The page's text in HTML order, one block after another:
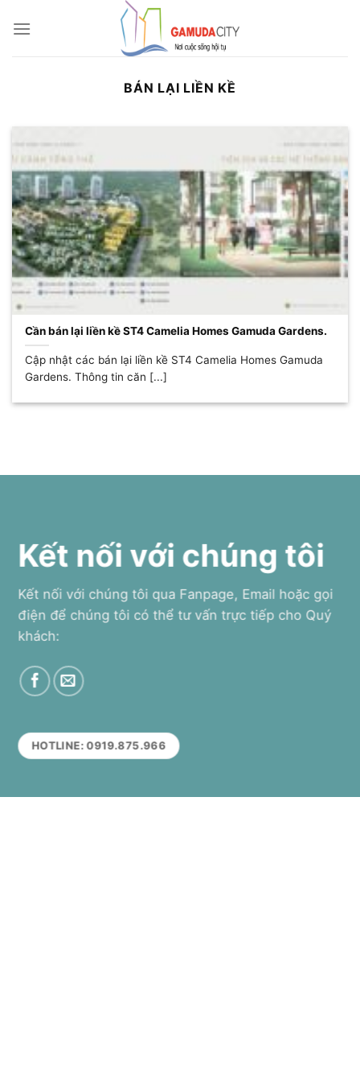
qua
BÁN LẠI LIỀN KỀ
Cần bán lại liền kề ST4 Camelia Homes Gamuda Gardens.
Cập nhật các bán lại liền kề ST4 Camelia Homes Gamuda
Gardens. Thông tin căn [...]
Kết nối với chúng tôi
Kết nối với chúng tôi qua Fanpage, Email hoặc gọi
điện để chúng tôi có thể tư vấn trực tiếp cho Quý
khách:
HOTLINE: 0919.875.966